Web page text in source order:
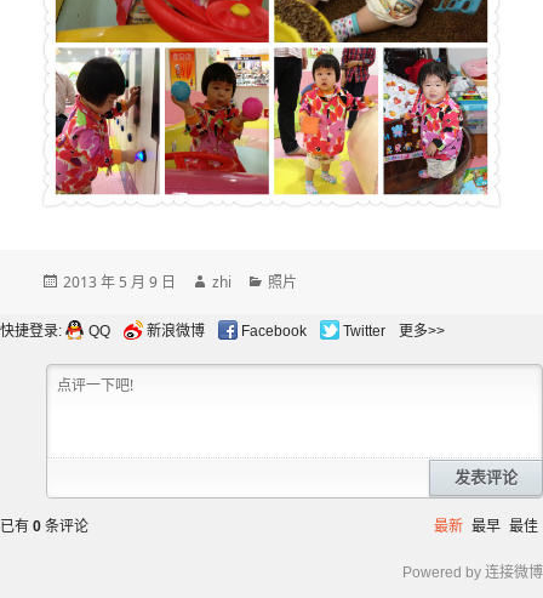
发
于
2013 年 5 月 9 日
作
zhi
分
照片
快捷登录: QQ 新浪微博 Facebook Twitter 更多>>
发表评论
已有 0 条评论 最新 最早 最佳
Powered by 连接微博